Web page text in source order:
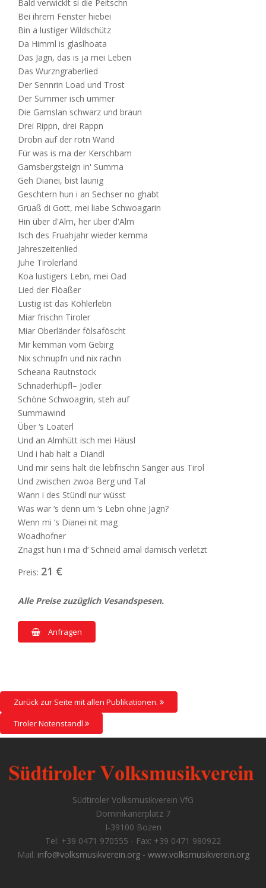
Bald verwicklt si die Peitschn
Bei ihrem Fenster hiebei
Bin a lustiger Wildschütz
Da Himml is glaslhoata
Das Jagn, das is ja mei Leben
Das Wurzngraberlied
Der Sennrin Load und Trost
Der Summer isch ummer
Die Gamslan schwarz und braun
Drei Rippn, drei Rappn
Drobn auf der rotn Wand
Für was is ma der Kerschbam
Gamsbergsteign in' Summa
Geh Dianei, bist launig
Geschtern hun i an Sechser no ghabt
Grüaß di Gott, mei liabe Schwoagarin
Hin über d'Alm, her über d'Alm
Isch des Fruahjahr wieder kemma
Jahreszeitenlied
Juhe Tirolerland
Koa lustigers Lebn, mei Oad
Lied der Flöaßer
Lustig ist das Köhlerlebn
Miar frischn Tiroler
Miar Oberländer fölsaföscht
Mir kemman vom Gebirg
Nix schnupfn und nix rachn
Scheana Rautnstock
Schnaderhüpfl– Jodler
Schöne Schwoagrin, steh auf
Summawind
Über ‘s Loaterl
Und an Almhütt isch mei Häusl
Und i hab halt a Diandl
Und mir seins halt die lebfrischn Sänger aus Tirol
Und zwischen zwoa Berg und Tal
Wann i des Stündl nur wüsst
Was war ‘s denn um ‘s Lebn ohne Jagn?
Wenn mi ‘s Dianei nit mag
Woadhofner
Znagst hun i ma d‘ Schneid amal damisch verletzt
Preis: 21 €
Alle Preise zuzüglich Vesandspesen.
Anfragen
Zurück zur Seite mit allen Publikationen.
Tiroler Notenstandl
Südtiroler Volksmusikverein VfG
Dominikanerplatz 7
I-39100 Bozen
Tel: +39 0471 970555 - Fax: +39 0471 980922
Mail: info@volksmusikverein.org- www.volksmusikverein.org